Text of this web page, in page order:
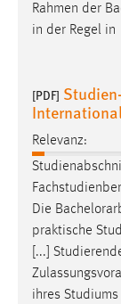
Rahmen der
in der Regel in
[PDF]
Relevanz:
Die
praktische
[...]
ihres